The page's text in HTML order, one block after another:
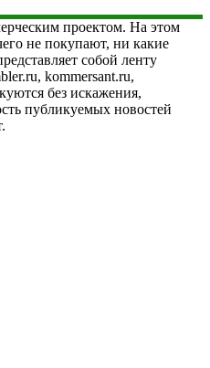
проектом. На этом
не покупают, ни какие
собой ленту
kommersant.ru,
без искажения,
публикуемых новостей